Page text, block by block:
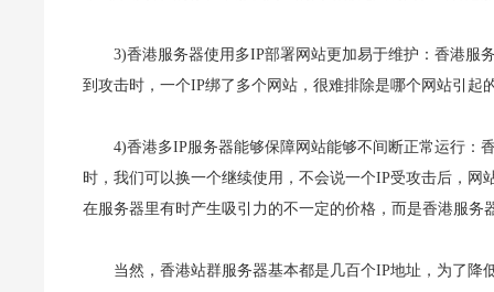
3)香港服务器使用多IP部署网站更加易于维护：香港服
到攻击时，一个IP绑了多个网站，很难排除是哪个网站引起
4)香港多IP服务器能够保障网站能够不间断正常运行：
时，我们可以换一个继续使用，不会说一个IP受攻击后，
在服务器里有时产生吸引力的不一定的价格，而是香港服务
当然，香港站群服务器基本都是几百个IP地址，为了